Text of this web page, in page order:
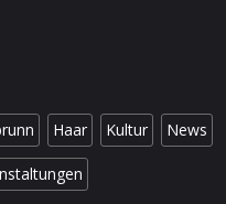
Haar Kultur News